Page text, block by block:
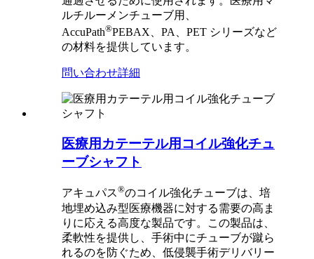
ルチルーメンチューブ用、
AccuPath®PEBAX、PA、PET シリーズなど
の材料を提供しています。
問い合わせ詳細
医療用カテーテル用コイル強化チュ
ーブシャフト
アキュパス®のコイル強化チューブは、培
地埋め込み型医療機器に対する需要の高ま
りに応える高度な製品です。この製品は、
柔軟性を提供し、手術中にチューブが蹴ら
れるのを防ぐため、低侵襲手術デリバリー